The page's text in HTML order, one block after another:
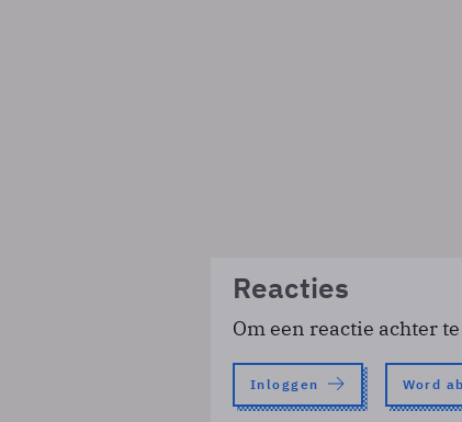
Reacties
Om een reactie achter
Inloggen Word